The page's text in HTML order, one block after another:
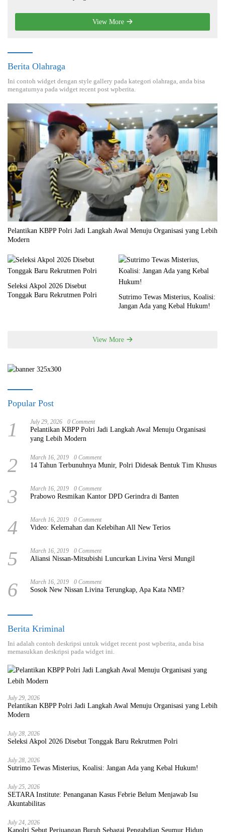
View More
Berita Olahraga
Ini contoh widget dengan style gallery pada kategori olahraga, anda bisa
mengaturnya pada widget recent post wpberita.
Pelantikan KBPP Polri Jadi Langkah Awal Menuju Organisasi yang Lebih
Modern
Seleksi Akpol 2026 Disebut
Tonggak Baru Rekrutmen Polri
Sutrimo Tewas Misterius, Koalisi:
Jangan Ada yang Kebal Hukum!
View More
Popular Post
1 July 29, 2026 0 Comment
Pelantikan KBPP Polri Jadi Langkah Awal Menuju Organisasi
yang Lebih Modern
2 March 16, 2019 0 Comment
14 Tahun Terbunuhnya Munir, Polri Didesak Bentuk Tim Khusus
3 March 16, 2019 0 Comment
Prabowo Resmikan Kantor DPD Gerindra di Banten
4 March 16, 2019 0 Comment
Video: Kelemahan dan Kelebihan All New Terios
5 March 16, 2019 0 Comment
Aliansi Nissan-Mitsubishi Luncurkan Livina Versi Mungil
6 March 16, 2019 0 Comment
Sosok New Nissan Livina Terungkap, Apa Kata NMI?
Berita Kriminal
Ini adalah contoh deskripsi untuk widget recent post wpberita, anda bisa
memasukkan deskripsi pada widget ini.
July 29, 2026
Pelantikan KBPP Polri Jadi Langkah Awal Menuju Organisasi yang Lebih
Modern
July 28, 2026
Seleksi Akpol 2026 Disebut Tonggak Baru Rekrutmen Polri
July 28, 2026
Sutrimo Tewas Misterius, Koalisi: Jangan Ada yang Kebal Hukum!
July 25, 2026
SETARA Institute: Penanganan Kasus Febrie Belum Menjawab Isu
Akuntabilitas
July 24, 2026
Kapolri Sebut Perjuangan Buruh Sebagai Pengabdian Seumur Hidup